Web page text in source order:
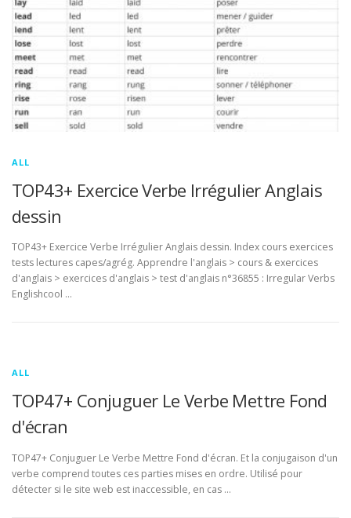
ALL
TOP43+ Exercice Verbe Irrégulier Anglais
dessin
TOP43+ Exercice Verbe Irrégulier Anglais dessin. Index cours exercices
tests lectures capes/agrég. Apprendre l'anglais > cours & exercices
d'anglais > exercices d'anglais > test d'anglais n°36855 : Irregular Verbs
Englishcool …
ALL
TOP47+ Conjuguer Le Verbe Mettre Fond
d'écran
TOP47+ Conjuguer Le Verbe Mettre Fond d'écran. Et la conjugaison d'un
verbe comprend toutes ces parties mises en ordre. Utilisé pour
détecter si le site web est inaccessible, en cas …